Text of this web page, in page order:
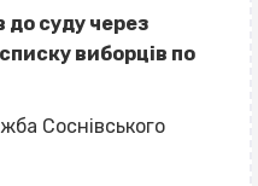
суду через
виборців по
Соснівського